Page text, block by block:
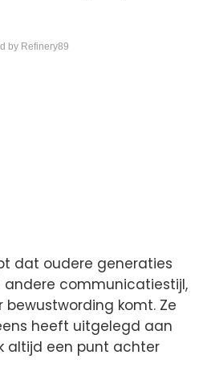
by Refinery89
dat oudere generaties
andere communicatiestijl,
komt. Ze
heeft uitgelegd aan
altijd een punt achter